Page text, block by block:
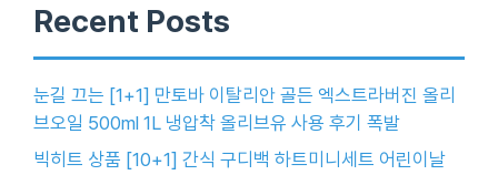
Recent Posts
눈길 끄는 [1+1] 만토바 이탈리안 골든 엑스트라버진 올리
브오일 500ml 1L 냉압착 올리브유 사용 후기 폭발
빅히트 상품 [10+1] 간식 구디백 하트미니세트 어린이날